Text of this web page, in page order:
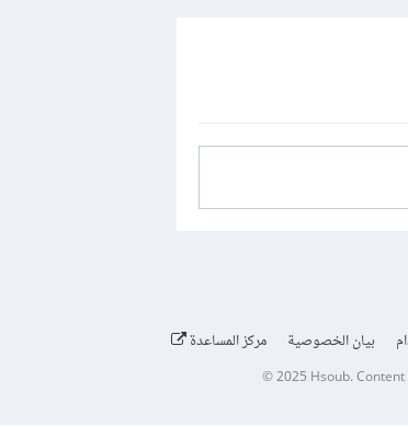
بيان الخصوصية مركز المساعدة
© 2025 Hsoub.